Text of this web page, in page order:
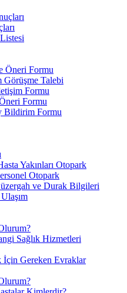
Öneri Formu
Görüşme Talebi
Formu
Formu
Bildirim Formu
Yakınları Otopark
Otopark
ve Durak Bilgileri
Sağlık Hizmetleri
İçin Gereken Evraklar